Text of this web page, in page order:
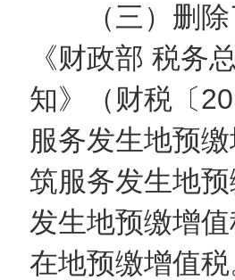
（三）删除了
《财政部 税务
知》（财税〔
服务发生地预
筑服务发生地
发生地预缴增
在地预缴增值